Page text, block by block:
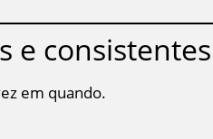
e consistentes
em quando.